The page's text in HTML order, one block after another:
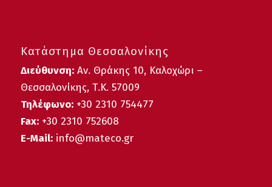
Κατάστημα Θεσσαλονίκης
Διεύθυνση:Αν. Θράκης 10, Καλοχώρι –
Θεσσαλονίκης, Τ.Κ. 57009
Τηλέφωνο:+30 2310 754477
Fax:+30 2310 752608
E-Mail:info@mateco.gr